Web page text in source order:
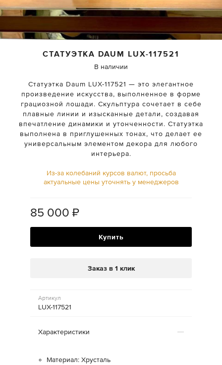
СТАТУЭТКА DAUM LUX-117521
В наличии
Статуэтка Daum LUX-117521 — это элегантное
произведение искусства, выполненное в форме
грациозной лошади. Скульптура сочетает в себе
плавные линии и изысканные детали, создавая
впечатление динамики и утонченности. Статуэтка
выполнена в приглушенных тонах, что делает ее
универсальным элементом декора для любого
интерьера.
Из-за колебаний курсов валют, просьба
актуальные цены уточнять у менеджеров
85 000 ₽
Купить
Заказ в 1 клик
Артикул
LUX-117521
Характеристики
Материал: Хрусталь